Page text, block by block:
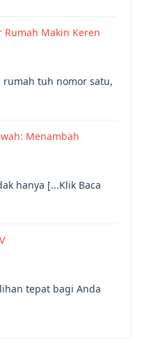
Rumah Makin Keren
rumah tuh nomor satu,
Menambah
hanya [...Klik Baca
tepat bagi Anda